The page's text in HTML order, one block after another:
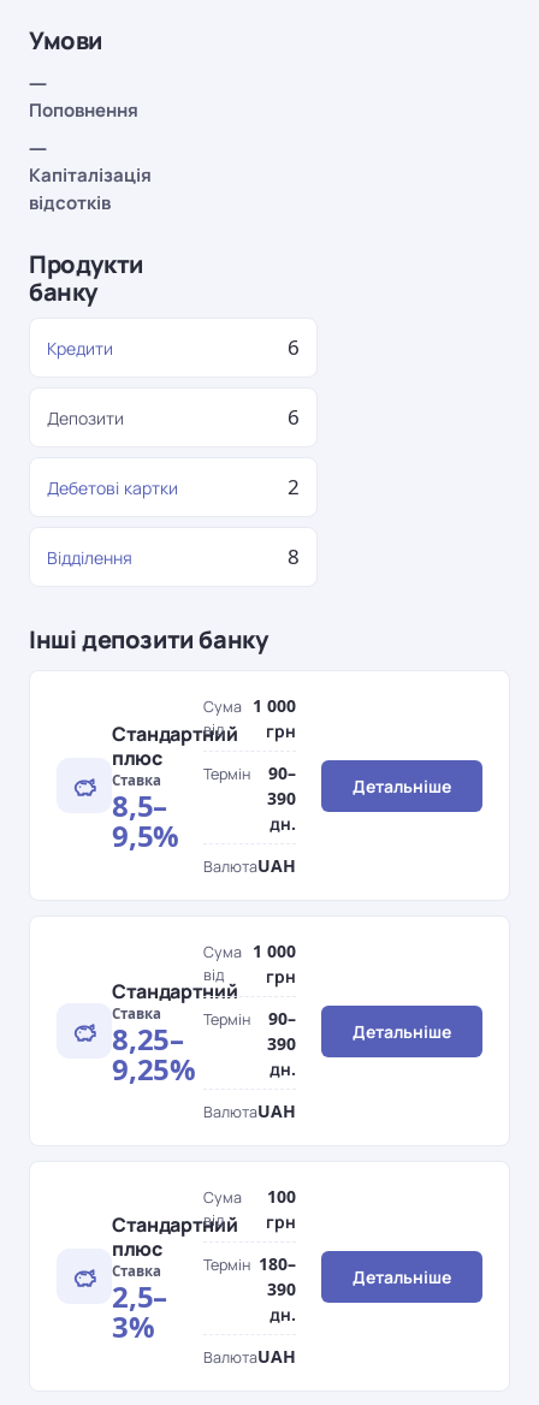
Умови
—
Поповнення
—
Капіталізація
відсотків
Продукти
банку
Кредити 6
Депозити 6
Дебетові картки 2
Відділення 8
Інші депозити банку
Стандартний
плюс
Ставка
8,5–
9,5%
Сума
від
1 000
грн
Термін
90–
390
дн.
ВалютаUAH
Детальніше
Стандартний
Ставка
8,25–
9,25%
Сума
від
1 000
грн
Термін
90–
390
дн.
ВалютаUAH
Детальніше
Стандартний
плюс
Ставка
2,5–
3%
Сума
від
100
грн
Термін 180–
390
дн.
ВалютаUAH
Детальніше